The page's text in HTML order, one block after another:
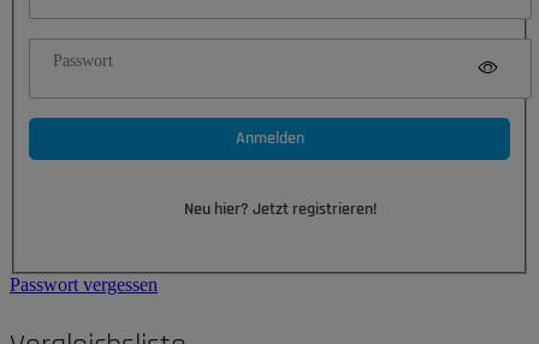
Passwort
Anmelden
Neu hier? Jetzt registrieren!
Passwort vergessen